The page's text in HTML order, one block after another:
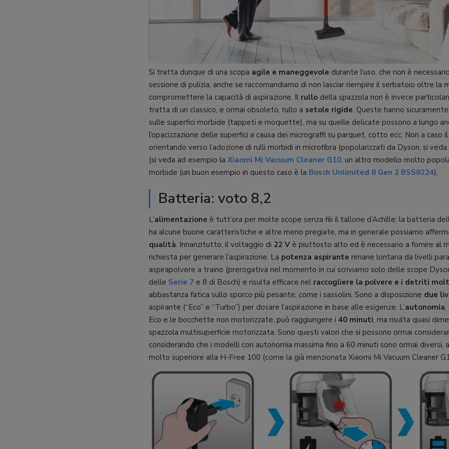
Si tratta dunque di una scopa agile e maneggevole durante l’uso, che non è
sessione di pulizia, anche se raccomandiamo di non lasciar riempire il serbatoio oltre la
compromettere la capacità di aspirazione. Il rullo della spazzola non è invece
tratta di un classico, e ormai obsoleto, rullo a setole rigide. Queste hanno
sulle superfici morbide (tappeti e moquette), ma su quelle delicate possono a lungo
l’opacizzazione delle superfici a causa dei micrograffi su parquet, cotto ecc. Non a caso
orientando verso l’adozione di rulli morbidi in microfibra (popolarizzati da Dyson, si
(si veda ad esempio la Xiaomi Mi Vacuum Cleaner G10, un altro modello molto
morbide (un buon esempio in questo caso è la Bosch Unlimited 8 Gen 2 BSS8224).
Batteria: voto 8,2
L’alimentazione è tutt’ora per molte scope senza fili il tallone d’Achille: la batteria
ha alcune buone caratteristiche e altre meno pregiate, ma in generale possiamo
qualità. Innanzitutto, il voltaggio di 22 V è piuttosto alto ed è necessario a fornire al
richiesta per generare l’aspirazione. La potenza aspirante rimane lontana da livelli
aspirapolvere a traino (prerogativa nel momento in cui scriviamo solo delle scope
delle Serie 7 e 8 di Bosch) e risulta efficace nel raccogliere la polvere e i detriti
abbastanza fatica sullo sporco più pesante, come i sassolini. Sono a disposizione due
aspirante (“Eco” e “Turbo”) per dosare l’aspirazione in base alle esigenze. L’autonomia
Eco e le bocchette non motorizzate, può raggiungere i 40 minuti, ma risulta quasi
spazzola multisuperficie motorizzata. Sono questi valori che si possono ormai
considerando che i modelli con autonomia massima fino a 60 minuti sono ormai diversi,
molto superiore alla H-Free 100 (come la già menzionata Xiaomi Mi Vacuum Cleaner